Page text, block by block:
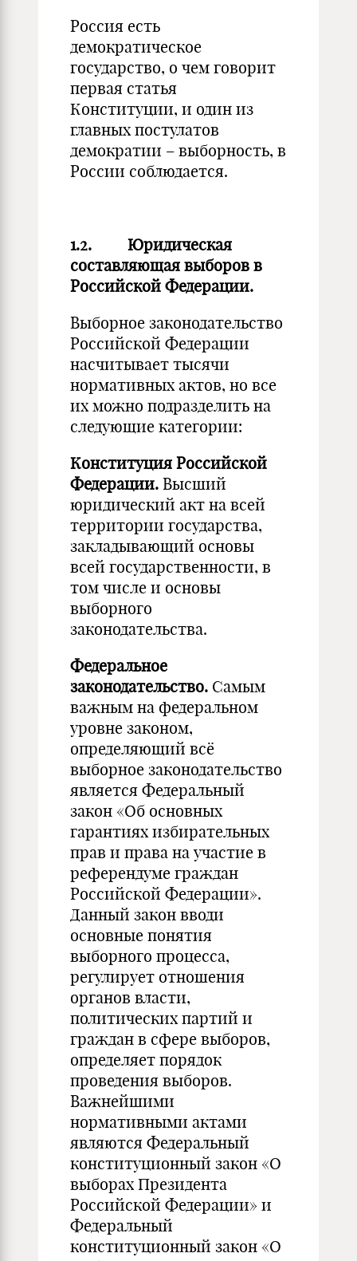
Россия есть
демократическое
государство, о чем говорит
первая статья
Конституции, и один из
главных постулатов
демократии – выборность, в
России соблюдается.
1.2. Юридическая
составляющая выборов в
Российской Федерации.
Выборное законодательство
Российской Федерации
насчитывает тысячи
нормативных актов, но все
их можно подразделить на
следующие категории:
Конституция Российской
Федерации. Высший
юридический акт на всей
территории государства,
закладывающий основы
всей государственности, в
том числе и основы
выборного
законодательства.
Федеральное
законодательство. Самым
важным на федеральном
уровне законом,
определяющий всё
выборное законодательство
является Федеральный
закон «Об основных
гарантиях избирательных
прав и права на участие в
референдуме граждан
Российской Федерации».
Данный закон вводи
основные понятия
выборного процесса,
регулирует отношения
органов власти,
политических партий и
граждан в сфере выборов,
определяет порядок
проведения выборов.
Важнейшими
нормативными актами
являются Федеральный
конституционный закон «О
выборах Президента
Российской Федерации» и
Федеральный
конституционный закон «О